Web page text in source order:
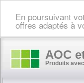
En poursuivant
offres adaptés à
AOC
Produits